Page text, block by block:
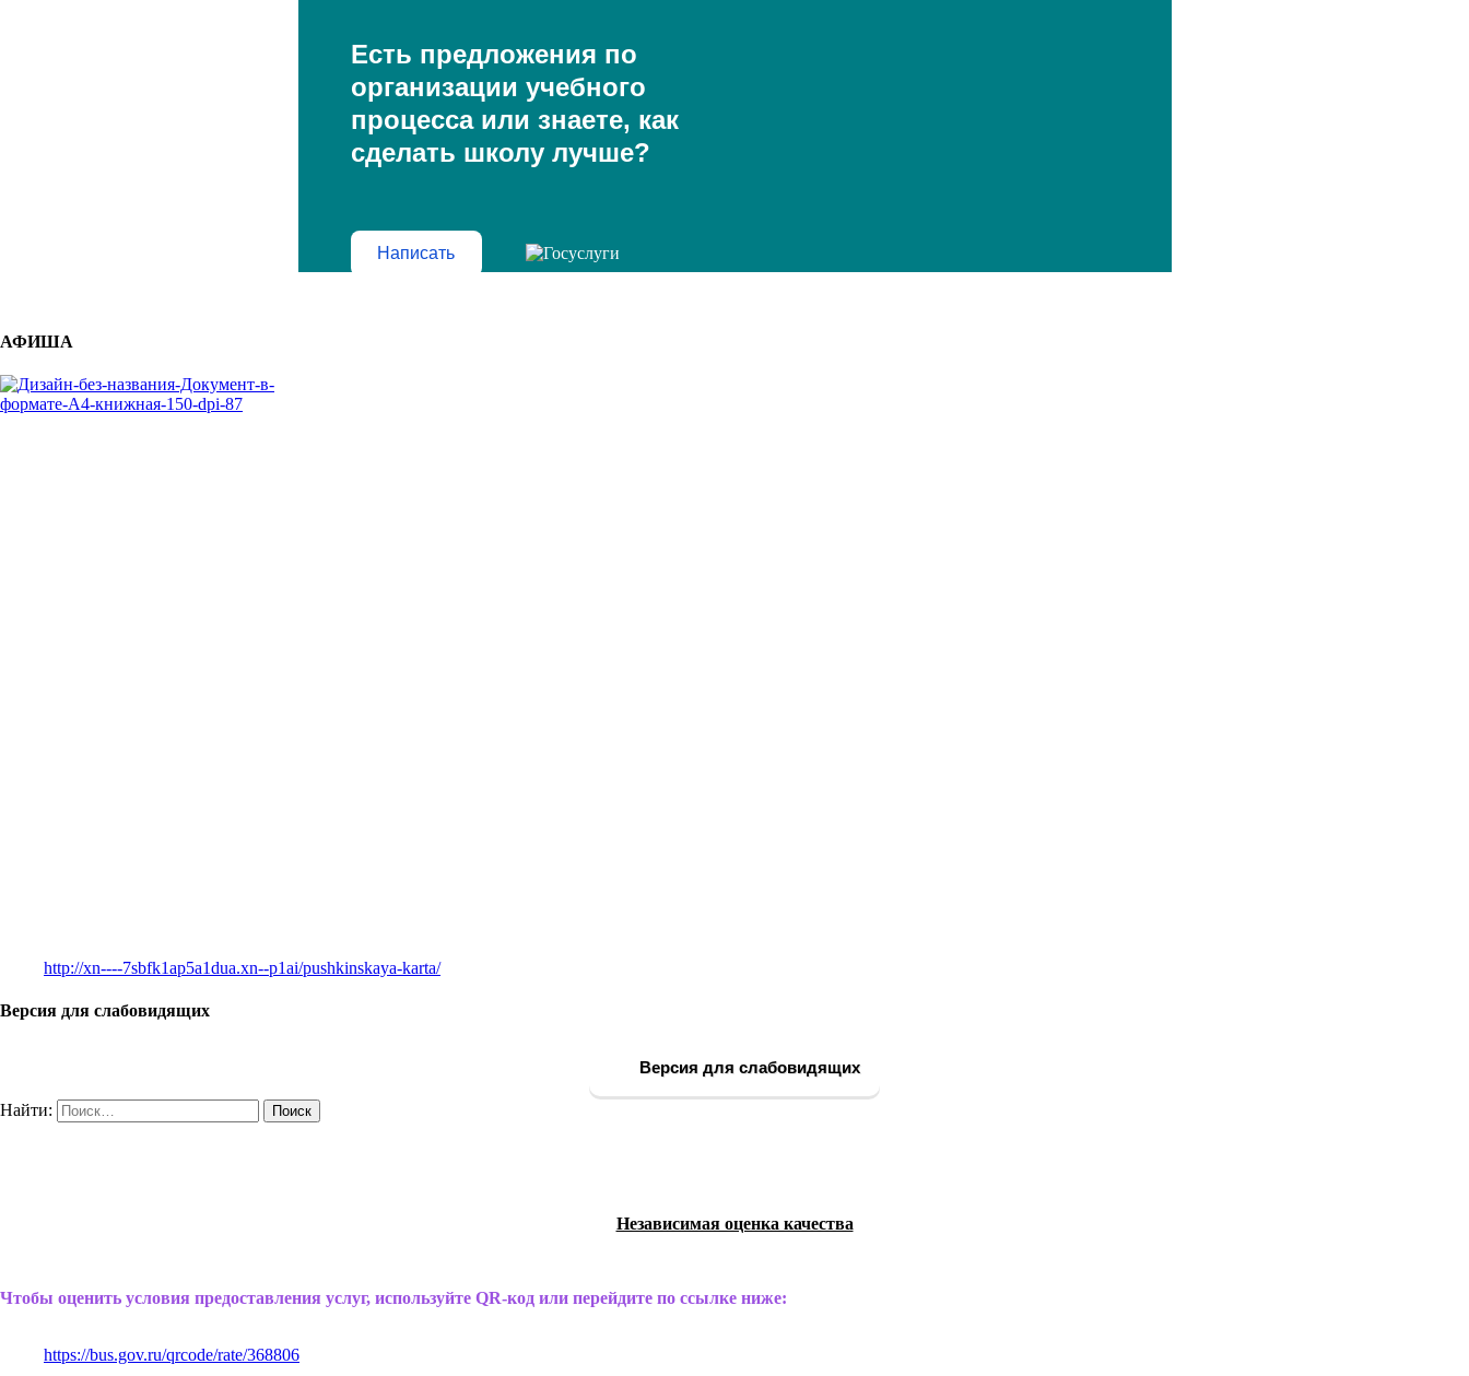
Есть предложения по
организации учебного
процесса или знаете, как
сделать школу лучше?
Написать
АФИША
http://xn----7sbfk1ap5a1dua.xn--p1ai/pushkinskaya-karta/
Версия для слабовидящих
Версия для слабовидящих
Найти:
Независимая оценка качества
Чтобы оценить условия предоставления услуг, используйте QR-код или перейдите по ссылке ниже:
https://bus.gov.ru/qrcode/rate/368806